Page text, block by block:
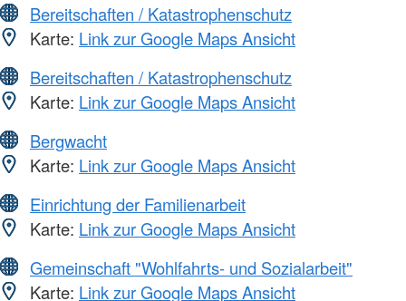
Bereitschaften / Katastrophenschutz
Karte: Link zur Google Maps Ansicht
Bereitschaften / Katastrophenschutz
Karte: Link zur Google Maps Ansicht
Bergwacht
Karte: Link zur Google Maps Ansicht
Einrichtung der Familienarbeit
Karte: Link zur Google Maps Ansicht
Gemeinschaft "Wohlfahrts- und Sozialarbeit"
Karte: Link zur Google Maps Ansicht